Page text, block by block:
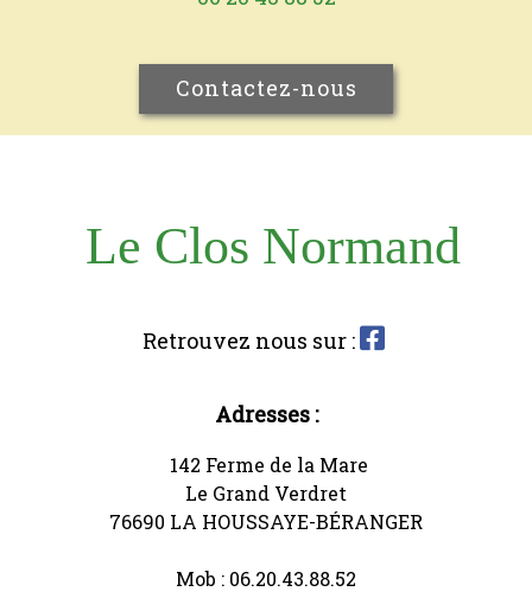
Contactez-nous
Le Clos Normand
Retrouvez nous sur : 
Adresses :
142 Ferme de la Mare
Le Grand Verdret
76690 LA HOUSSAYE-BÉRANGER
Mob : 06.20.43.88.52